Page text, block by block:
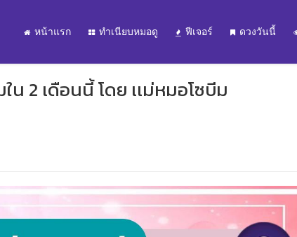
หน้าแรก ทำเนียบหมอดู ฟีเจอร์ ดวงวันนี้
2 เดือนนี้ โดย เเม่หมอโซบีม